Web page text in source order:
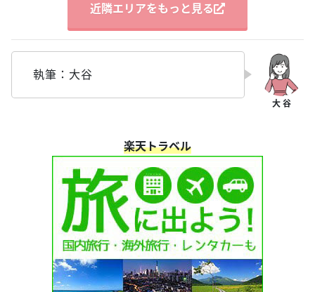
近隣エリアをもっと見る
執筆：大谷
楽天トラベル